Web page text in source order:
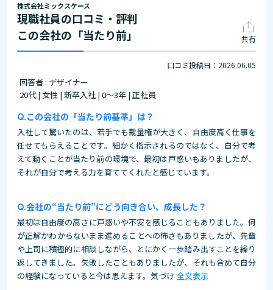
株式会社ミックスケース
現職社員の口コミ・評判
この会社の「当たり前」
共有
口コミ投稿日：2026.06.05
回答者 : デザイナー
20代 | 女性 | 新卒入社 | 0～3年 | 正社員
この会社の「当たり前基準」は？
入社して驚いたのは、若手でも裁量権が大きく、自由度高く仕事を
任せてもらえることです。細かく指示されるのではなく、自分で考
えて動くことが当たり前の環境で、最初は戸惑いもありましたが、
それが自分で考える力を育ててくれたと感じています。
会社の“当たり前”にどう向き合い、成長した？
最初は自由度の高さに戸惑いや不安を感じることもありました。何
が正解かわからないまま進めることへの怖さもありましたが、先輩
や上司に積極的に相談しながら、とにかく一歩踏み出すことを繰り
返してきました。失敗したこともありましたが、それも含めて自分
の経験になっていると今は思えます。気づけ 全文表示